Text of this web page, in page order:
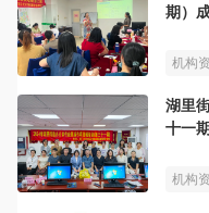
期）
机构
湖里
十一
机构